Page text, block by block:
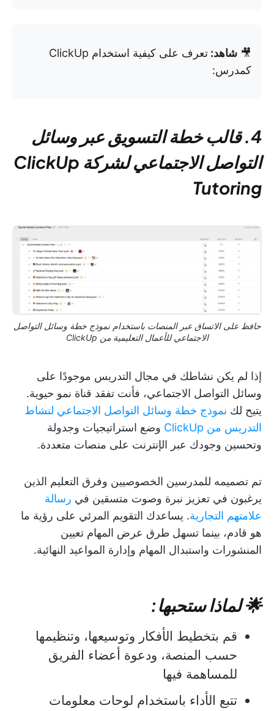
🎥 شاهد:
تعرف على كيفية استخدام ClickUp
كمدرس:
4. قالب خطة التسويق عبر وسائل
التواصل الاجتماعي لشركة ClickUp
Tutoring
حافظ على الاتساق عبر المنصات باستخدام نموذج خطة وسائل التواصل
الاجتماعي للأعمال التعليمية من ClickUp
إذا لم يكن نشاطك في مجال التدريس موجودًا على
وسائل التواصل الاجتماعي، فأنت تفقد قناة نمو حيوية.
يتيح لك نموذج خطة وسائل التواصل الاجتماعي لنشاط
التدريس من ClickUp
وضع استراتيجيات وجدولة
وتحسين وجودك عبر الإنترنت على منصات متعددة.
تم تصميمه للمدرسين الخصوصيين وفرق التعليم الذين
يرغبون في تعزيز نبرة وصوت متسقين في رسالة
علامتهم التجارية. يساعدك التقويم المرئي على رؤية ما
هو قادم، بينما تسهل طرق عرض المهام تعيين
المنشورات واستبدال المهام وإدارة المواعيد النهائية.
🌟 لماذا ستحبها:
قم بتخطيط الأفكار وتوسيعها، وتنظيمها
حسب المنصة، ودعوة أعضاء الفريق
للمساهمة فيها
تتبع الأداء باستخدام لوحات معلومات